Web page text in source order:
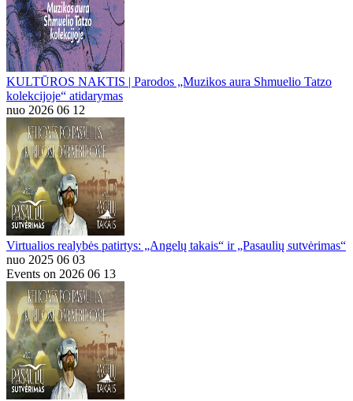
KULTŪROS NAKTIS | Parodos „Muzikos aura Shmuelio Tatzo
kolekcijoje“ atidarymas
nuo 2026 06 12
Virtualios realybės patirtys: „Angelų takais“ ir „Pasaulių sutvėrimas“
nuo 2025 06 03
Events on 2026 06 13